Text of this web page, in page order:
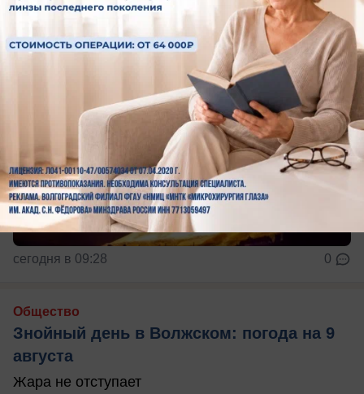
сегодня в 09:28 0
Общество
Знойный день в Волжском: погода на 9
августа
Жара не отступает